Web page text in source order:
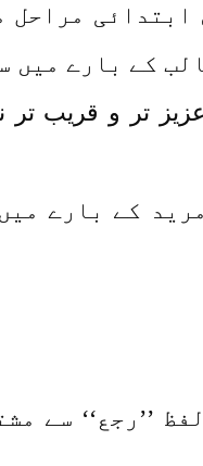
ابتدائی
کے بارے
تر و قریب
کے بارے
’’رجع‘‘ سے